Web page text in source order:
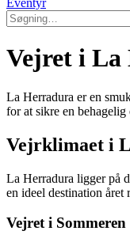
Eventyr
Vejret i La
La Herradura er en
for at sikre en
Vejrklimaet i
La Herradura ligger på
en ideel destination året
Vejret i Sommeren